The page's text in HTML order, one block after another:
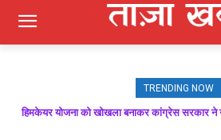
TRENDING NOW
हिमकेयर योजना को खोखला बनाकर कांग्रेस सरकार ने